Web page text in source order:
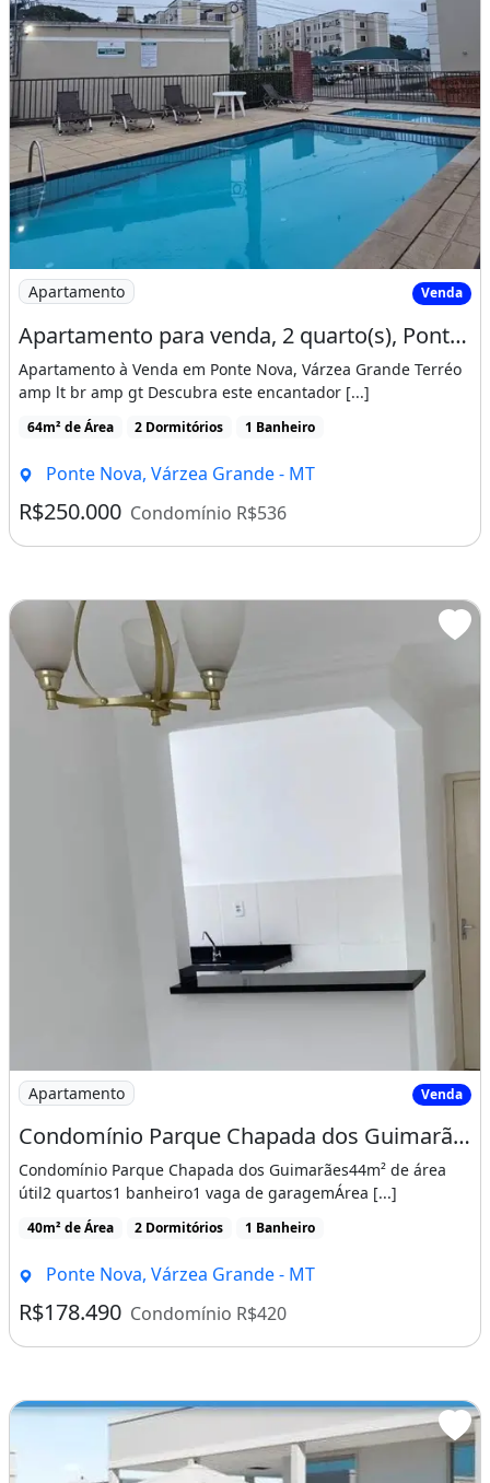
Imagem: Apartamento para venda, 2 quarto(s), Ponte
Apartamento Venda
Apartamento para venda, 2 quarto(s), Ponte Nova, Varzea Grande
Apartamento à Venda em Ponte Nova, Várzea Grande Terréo
amp lt br amp gt Descubra este encantador [...]
64m² de Área 2 Dormitórios 1 Banheiro
Ponte Nova, Várzea Grande - MT
R$250.000 Condomínio R$536
Imagem: Condomínio Parque Chapada dos Guimarães
Apartamento Venda
Condomínio Parque Chapada dos Guimarães
Condomínio Parque Chapada dos Guimarães44m² de área
útil2 quartos1 banheiro1 vaga de garagemÁrea [...]
40m² de Área 2 Dormitórios 1 Banheiro
Ponte Nova, Várzea Grande - MT
R$178.490 Condomínio R$420